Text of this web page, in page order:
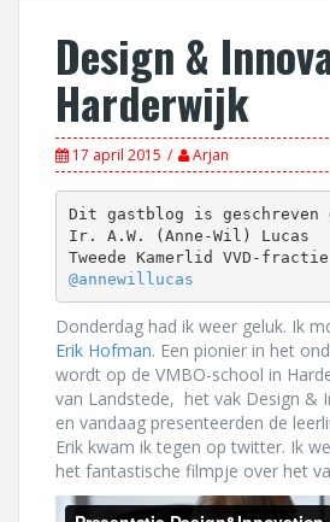
Design &
Harderwijk
17 april 2015 Arjan
Dit gastblog is geschreven
Ir. A.W. (Anne-Wil) Lucas
@annewillucas
Donderdag had ik weer geluk. Ik
Erik Hofman. Een pionier in het
wordt op de VMBO-school in
van Landstede, het vak Design &
en vandaag presenteerden de
Erik kwam ik tegen op twitter. Ik
het fantastische filmpje over het